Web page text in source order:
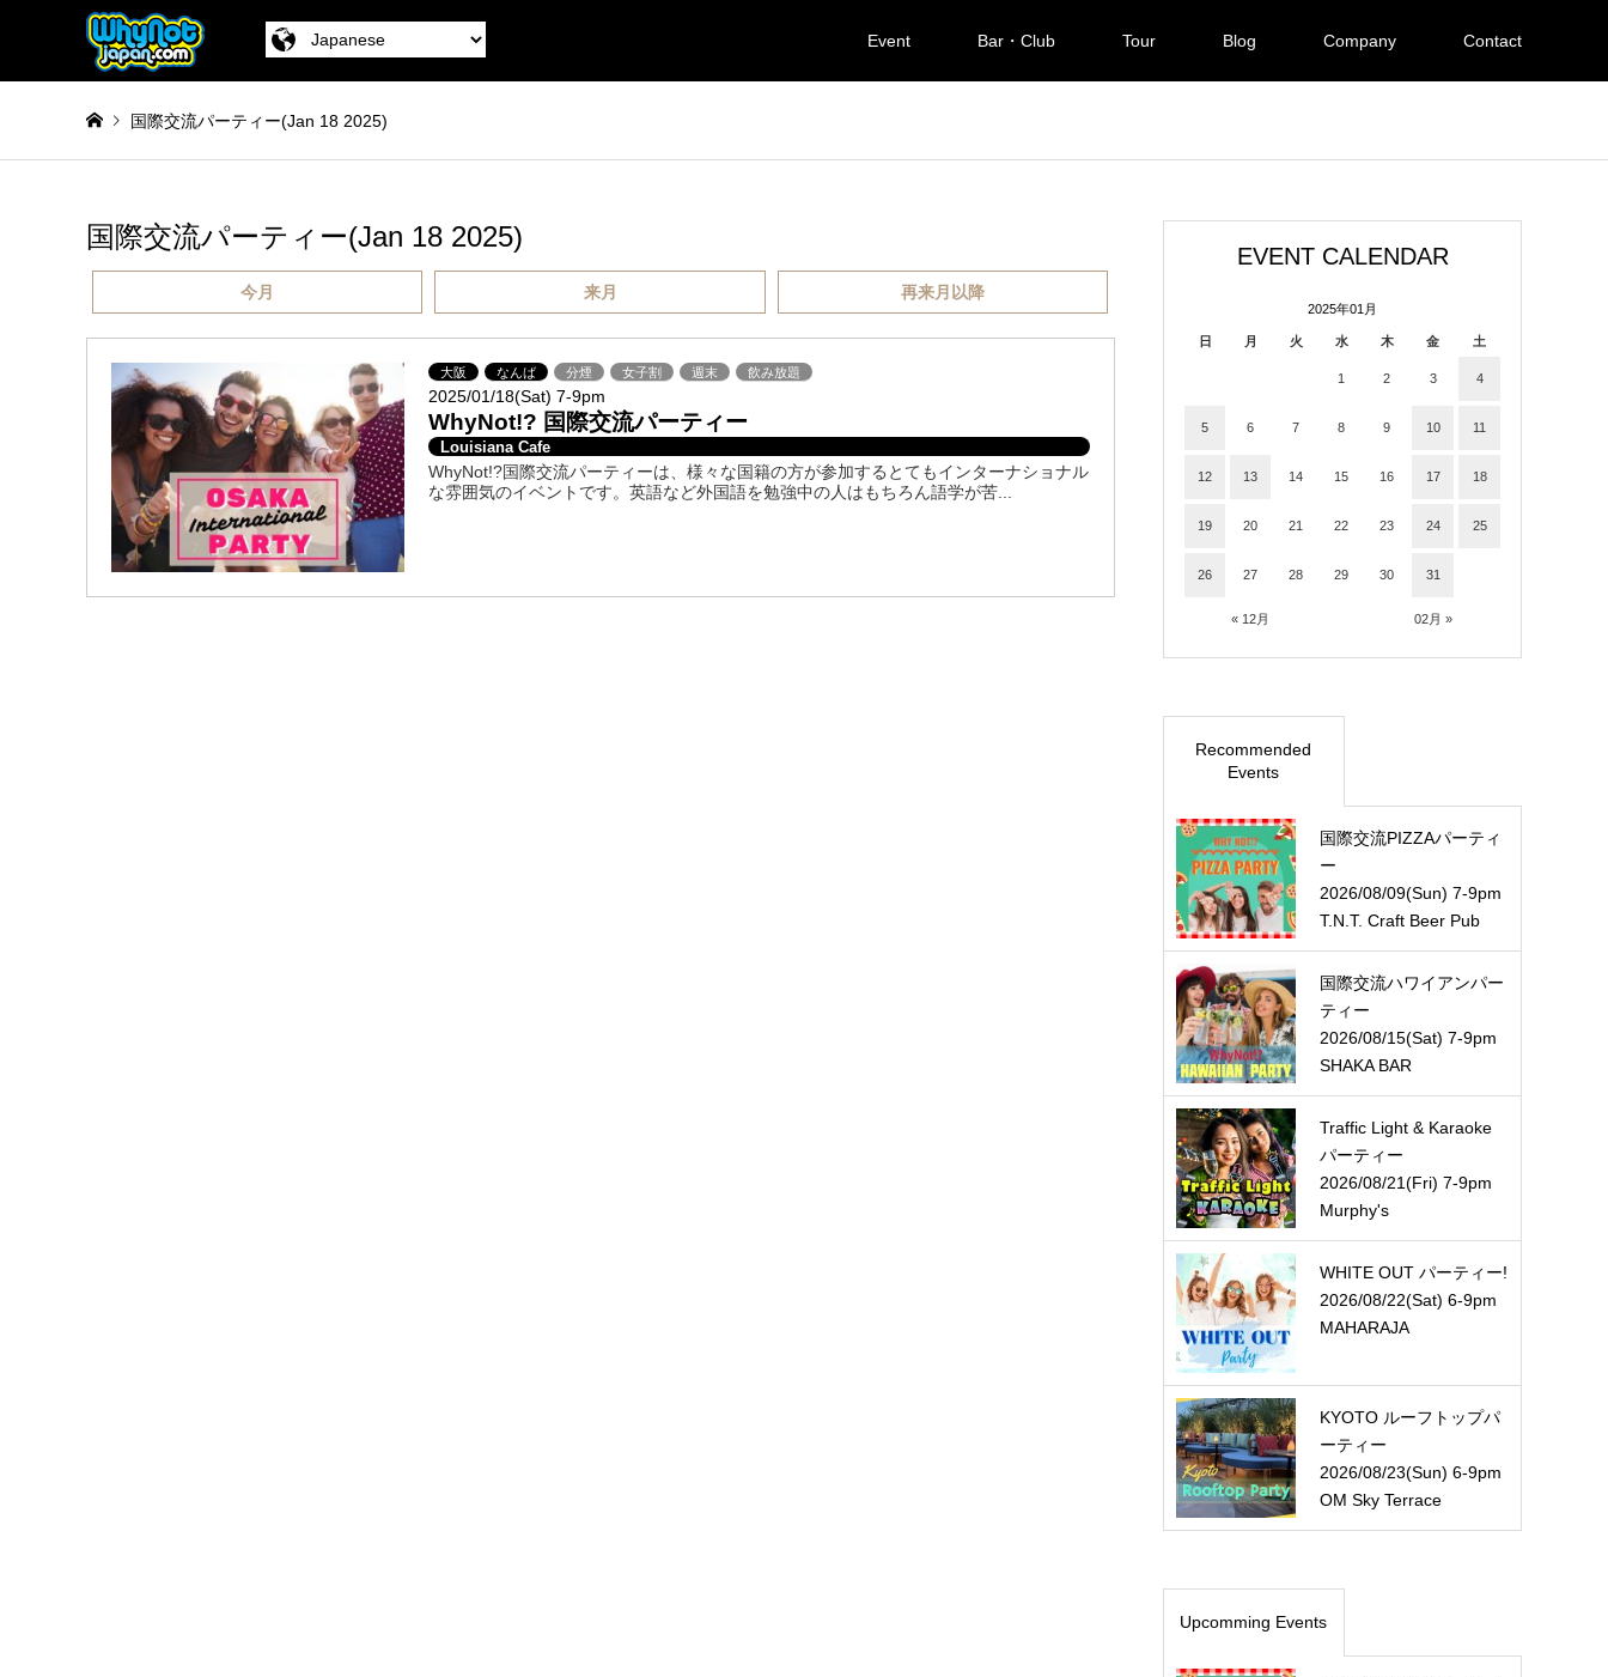
Event Bar・Club Tour Blog Company Contact
国際交流パーティー(Jan 18 2025)
国際交流パーティー(Jan 18 2025)
今月 来月 再来月以降
大阪 なんば 分煙 女子割 週末 飲み放題
2025/01/18(Sat) 7-9pm
WhyNot!? 国際交流パーティー
Louisiana Cafe
WhyNot!?国際交流パーティーは、様々な国籍の方が参加するとてもインターナショナル
な雰囲気のイベントです。英語など外国語を勉強中の人はもちろん語学が苦...
EVENT CALENDAR
2025年01月
日 月 火 水 木 金 土
« 12月 02月 »
1 2 3 4
5 6 7 8 9 10 11
12 13 14 15 16 17 18
19 20 21 22 23 24 25
26 27 28 29 30 31
Recommended
Events
国際交流PIZZAパーティ
ー
2026/08/09(Sun) 7-9pm
T.N.T. Craft Beer Pub
国際交流ハワイアンパー
ティー
2026/08/15(Sat) 7-9pm
SHAKA BAR
Traffic Light & Karaoke
パーティー
2026/08/21(Fri) 7-9pm
Murphy's
WHITE OUT パーティー!
2026/08/22(Sat) 6-9pm
MAHARAJA
KYOTO ルーフトップパ
ーティー
2026/08/23(Sun) 6-9pm
OM Sky Terrace
Upcomming Events